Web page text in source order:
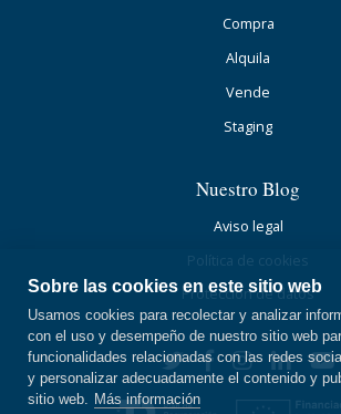
Compra
Alquila
Vende
Staging
Nuestro Blog
Aviso legal
Política de cookies
Protección de datos
Sobre las cookies en este sitio web
Usamos cookies para recolectar y analizar
con el uso y desempeño de nuestro sitio web
funcionalidades relacionadas con las redes
y personalizar adecuadamente el contenido y
sitio web. Más información